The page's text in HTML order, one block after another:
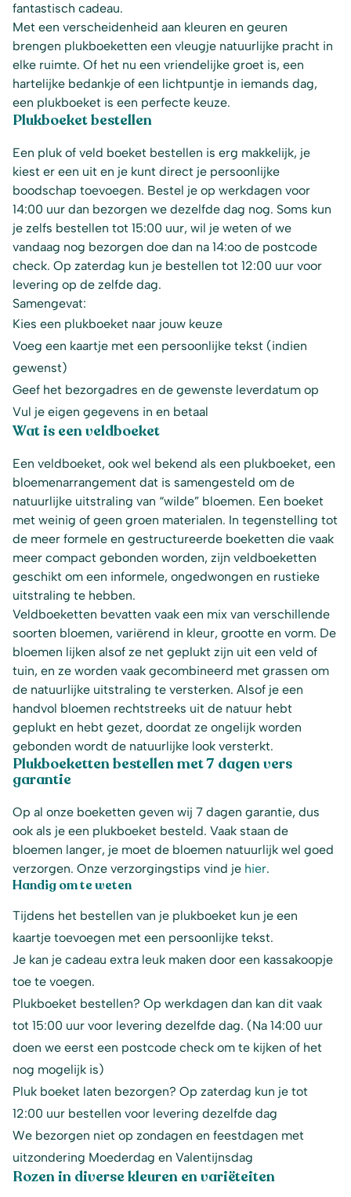
fantastisch cadeau.
Met een verscheidenheid aan kleuren en geuren
brengen plukboeketten een vleugje natuurlijke pracht in
elke ruimte. Of het nu een vriendelijke groet is, een
hartelijke bedankje of een lichtpuntje in iemands dag,
een plukboeket is een perfecte keuze.
Plukboeket bestellen
Een pluk of veld boeket bestellen is erg makkelijk, je
kiest er een uit en je kunt direct je persoonlijke
boodschap toevoegen. Bestel je op werkdagen voor
14:00 uur dan bezorgen we dezelfde dag nog. Soms kun
je zelfs bestellen tot 15:00 uur, wil je weten of we
vandaag nog bezorgen doe dan na 14:oo de postcode
check. Op zaterdag kun je bestellen tot 12:00 uur voor
levering op de zelfde dag.
Samengevat:
Kies een plukboeket naar jouw keuze
Voeg een kaartje met een persoonlijke tekst (indien
gewenst)
Geef het bezorgadres en de gewenste leverdatum op
Vul je eigen gegevens in en betaal
Wat is een veldboeket
Een veldboeket, ook wel bekend als een plukboeket, een
bloemenarrangement dat is samengesteld om de
natuurlijke uitstraling van “wilde” bloemen. Een boeket
met weinig of geen groen materialen. In tegenstelling tot
de meer formele en gestructureerde boeketten die vaak
meer compact gebonden worden, zijn veldboeketten
geschikt om een informele, ongedwongen en rustieke
uitstraling te hebben.
Veldboeketten bevatten vaak een mix van verschillende
soorten bloemen, variërend in kleur, grootte en vorm. De
bloemen lijken alsof ze net geplukt zijn uit een veld of
tuin, en ze worden vaak gecombineerd met grassen om
de natuurlijke uitstraling te versterken. Alsof je een
handvol bloemen rechtstreeks uit de natuur hebt
geplukt en hebt gezet, doordat ze ongelijk worden
gebonden wordt de natuurlijke look versterkt.
Plukboeketten bestellen met 7 dagen vers
garantie
Op al onze boeketten geven wij 7 dagen garantie, dus
ook als je een plukboeket besteld. Vaak staan de
bloemen langer, je moet de bloemen natuurlijk wel goed
verzorgen. Onze verzorgingstips vind je hier.
Handig om te weten
Tijdens het bestellen van je plukboeket kun je een
kaartje toevoegen met een persoonlijke tekst.
Je kan je cadeau extra leuk maken door een kassakoopje
toe te voegen.
Plukboeket bestellen? Op werkdagen dan kan dit vaak
tot 15:00 uur voor levering dezelfde dag. (Na 14:00 uur
doen we eerst een postcode check om te kijken of het
nog mogelijk is)
Pluk boeket laten bezorgen? Op zaterdag kun je tot
12:00 uur bestellen voor levering dezelfde dag
We bezorgen niet op zondagen en feestdagen met
uitzondering Moederdag en Valentijnsdag
Rozen in diverse kleuren en variëteiten